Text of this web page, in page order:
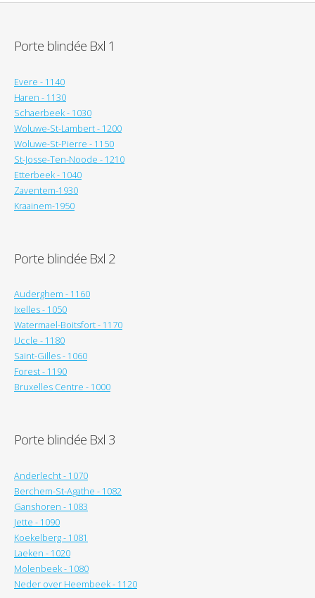
Porte blindée Bxl 1
Evere - 1140
Haren - 1130
Schaerbeek - 1030
Woluwe-St-Lambert - 1200
Woluwe-St-Pierre - 1150
St-Josse-Ten-Noode - 1210
Etterbeek - 1040
Zaventem-1930
Kraainem-1950
Porte blindée Bxl 2
Auderghem - 1160
Ixelles - 1050
Watermael-Boitsfort - 1170
Uccle - 1180
Saint-Gilles - 1060
Forest - 1190
Bruxelles Centre - 1000
Porte blindée Bxl 3
Anderlecht - 1070
Berchem-St-Agathe - 1082
Ganshoren - 1083
Jette - 1090
Koekelberg - 1081
Laeken - 1020
Molenbeek - 1080
Neder over Heembeek - 1120